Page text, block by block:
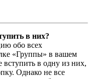
в них?
обо всех
«Группы» в вашем
вступить в одну из них,
Однако не все